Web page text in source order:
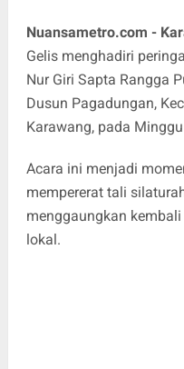
Nuansametro.com -
Gelis menghadiri
Nur Giri Sapta Rangga
Dusun Pagadungan,
Karawang, pada
Acara ini menjadi
mempererat tali
menggaungkan
lokal.